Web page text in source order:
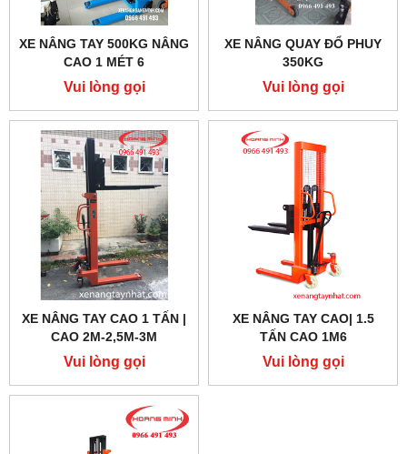
XE NÂNG TAY 500KG NÂNG
CAO 1 MÉT 6
Vui lòng gọi
XE NÂNG QUAY ĐỔ PHUY
350KG
Vui lòng gọi
XE NÂNG TAY CAO 1 TẤN |
CAO 2M-2,5M-3M
Vui lòng gọi
XE NÂNG TAY CAO| 1.5
TẤN CAO 1M6
Vui lòng gọi